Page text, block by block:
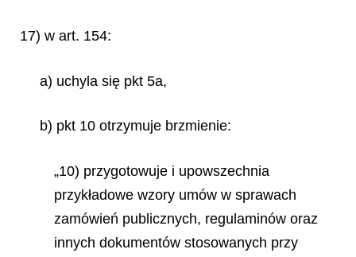
17) w art. 154:
a) uchyla się pkt 5a,
b) pkt 10 otrzymuje brzmienie:
„10) przygotowuje i upowszechnia
przykładowe wzory umów w sprawach
zamówień publicznych, regulaminów oraz
innych dokumentów stosowanych przy